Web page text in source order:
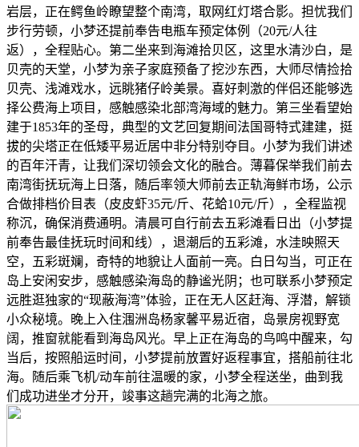
岩层，正在鳄鱼岭瞭望整个南湾，取网红灯塔合影。担忧我们
步行劳顿，小梦还提前奉告电瓶车预定体例（20元/人往
返），全程贴心。第二坐来到海滩拾贝区，这里水清沙白，是
贝壳的天堂，小梦为亲子家庭预备了挖沙东西，大师尽情捡拾
贝壳、浅滩戏水，远眺猪仔岭美景。喜好刺激的伴侣还能够选
择公费海上项目，感触感染北部湾海域的魅力。第三坐看望始
建于1853年的圣母，典型的文艺回复期间法国哥特式建建，挺
拔的尖塔正在低矮平易近居中非分特别夺目。小梦为我们讲述
的百年汗青，让我们深切领会文化的融合。薄暮保举我们前去
南湾街抚玩海上日落，随后率领大师前去正轨海鲜市场，公示
合做排档价目表（皮皮虾35元/斤、花蛤10元/斤），全程监视
称沉，确保消费通明。清晨可自行前去五彩滩看日出（小梦提
前奉告最佳抚玩时间和线），退潮后的五彩滩，水洼映照天
空，五彩斑斓，奇特的地貌让人面前一亮。白日勾当，可正在
岛上安闲安步，感触感染海岛的静谧光阴；也可联系小梦预定
远胜逛独家的“现蔽海湾”体验，正在无人区赶海、浮潜，解锁
小众秘境。晚上入住涠洲岛杨家馨平易近宿，岛景房视野宽
阔，推窗就能看到海岛风光。早上正在海岛的鸟鸣中醒来，勾
当后，按照船运时间，小梦提前放置好返程事宜，搭船前往北
海。随后乘飞机/动车前往温暖的家，小梦全程送坐，曲到我
们成功进坐才分开，竣事这趟完满的北海之旅。